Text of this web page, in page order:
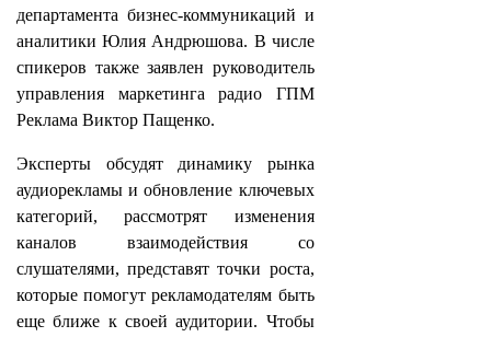
департамента бизнес-коммуникаций и
аналитики Юлия Андрюшова. В числе
спикеров также заявлен руководитель
управления маркетинга радио ГПМ
Реклама Виктор Пащенко.
Эксперты обсудят динамику рынка
аудиорекламы и обновление ключевых
категорий, рассмотрят изменения
каналов взаимодействия со
слушателями, представят точки роста,
которые помогут рекламодателям быть
еще ближе к своей аудитории. Чтобы